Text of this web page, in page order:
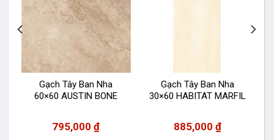
Gạch Tây Ban Nha
60×60 AUSTIN BONE
795,000₫
Gạch Tây Ban Nha
30×60 HABITAT MARFIL
885,000 ₫